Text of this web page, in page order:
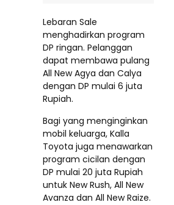
Lebaran Sale
menghadirkan program
DP ringan. Pelanggan
dapat membawa pulang
All New Agya dan Calya
dengan DP mulai 6 juta
Rupiah.
Bagi yang menginginkan
mobil keluarga, Kalla
Toyota juga menawarkan
program cicilan dengan
DP mulai 20 juta Rupiah
untuk New Rush, All New
Avanza dan All New Raize.